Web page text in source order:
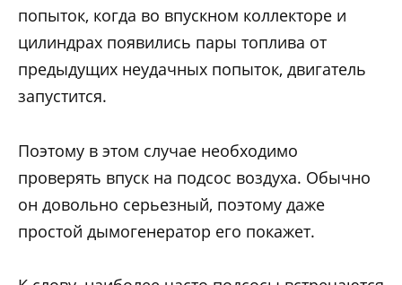
попыток, когда во впускном коллекторе и
цилиндрах появились пары топлива от
предыдущих неудачных попыток, двигатель
запустится.
Поэтому в этом случае необходимо
проверять впуск на подсос воздуха. Обычно
он довольно серьезный, поэтому даже
простой дымогенератор его покажет.